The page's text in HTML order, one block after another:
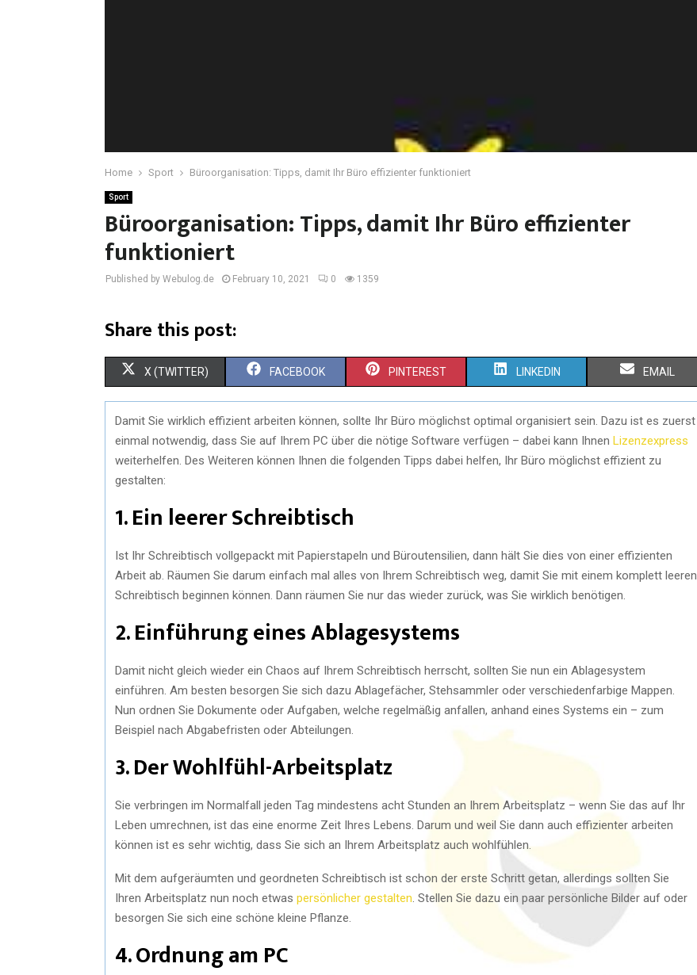
Home Sport Büroorganisation: Tipps, damit Ihr Büro effizienter funktioniert
Sport
Büroorganisation: Tipps, damit Ihr Büro effizienter
funktioniert
Published by Webulog.de February 10, 2021 0 1359
Share this post:
X (TWITTER) FACEBOOK PINTEREST LINKEDIN EMAIL
Damit Sie wirklich effizient arbeiten können, sollte Ihr Büro möglichst optimal organisiert sein. Dazu ist es zuerst
einmal notwendig, dass Sie auf Ihrem PC über die nötige Software verfügen – dabei kann Ihnen Lizenzexpress
weiterhelfen. Des Weiteren können Ihnen die folgenden Tipps dabei helfen, Ihr Büro möglichst effizient zu
gestalten:
1. Ein leerer Schreibtisch
Ist Ihr Schreibtisch vollgepackt mit Papierstapeln und Büroutensilien, dann hält Sie dies von einer effizienten
Arbeit ab. Räumen Sie darum einfach mal alles von Ihrem Schreibtisch weg, damit Sie mit einem komplett leeren
Schreibtisch beginnen können. Dann räumen Sie nur das wieder zurück, was Sie wirklich benötigen.
2. Einführung eines Ablagesystems
Damit nicht gleich wieder ein Chaos auf Ihrem Schreibtisch herrscht, sollten Sie nun ein Ablagesystem
einführen. Am besten besorgen Sie sich dazu Ablagefächer, Stehsammler oder verschiedenfarbige Mappen.
Nun ordnen Sie Dokumente oder Aufgaben, welche regelmäßig anfallen, anhand eines Systems ein – zum
Beispiel nach Abgabefristen oder Abteilungen.
3. Der Wohlfühl-Arbeitsplatz
Sie verbringen im Normalfall jeden Tag mindestens acht Stunden an Ihrem Arbeitsplatz – wenn Sie das auf Ihr
Leben umrechnen, ist das eine enorme Zeit Ihres Lebens. Darum und weil Sie dann auch effizienter arbeiten
können ist es sehr wichtig, dass Sie sich an Ihrem Arbeitsplatz auch wohlfühlen.
Mit dem aufgeräumten und geordneten Schreibtisch ist schon der erste Schritt getan, allerdings sollten Sie
Ihren Arbeitsplatz nun noch etwas persönlicher gestalten . Stellen Sie dazu ein paar persönliche Bilder auf oder
besorgen Sie sich eine schöne kleine Pflanze.
4. Ordnung am PC